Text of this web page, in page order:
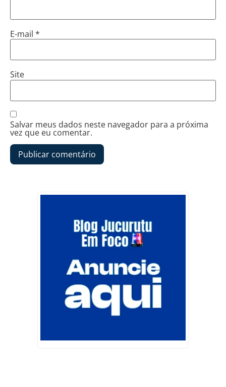
E-mail *
Site
Salvar meus dados neste navegador para a próxima
vez que eu comentar.